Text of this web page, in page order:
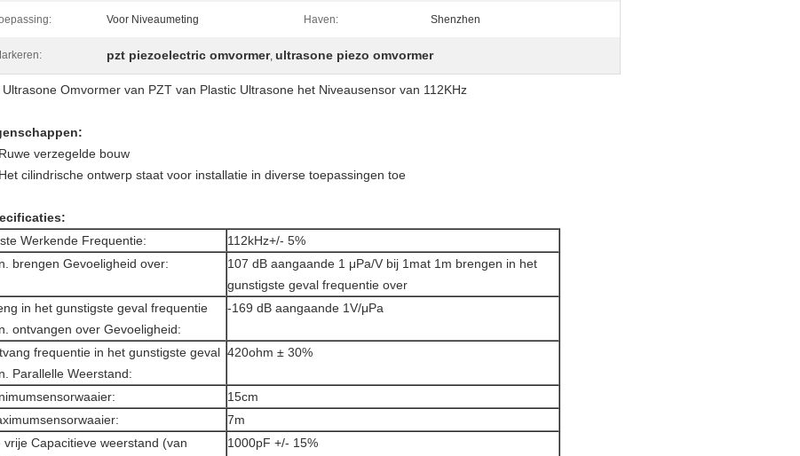
Voor Niveaumeting Haven: Shenzhen
pzt piezoelectric omvormer, ultrasone piezo omvormer
Ultrasone Omvormer van PZT van Plastic Ultrasone het Niveausensor van 112KHz
Ruwe verzegelde bouw
Het cilindrische ontwerp staat voor installatie in diverse toepassingen toe
Werkende Frequentie:
112kHz+/- 5%
brengen Gevoeligheid over:
107 dB aangaande 1 μPa/V bij 1mat 1m brengen in het
gunstigste geval frequentie over
in het gunstigste geval frequentie
ontvangen over Gevoeligheid:
-169 dB aangaande 1V/μPa
frequentie in het gunstigste geval
Parallelle Weerstand:
420ohm ± 30%
15cm
7m
vrije Capacitieve weerstand (van
1000pF +/- 15%